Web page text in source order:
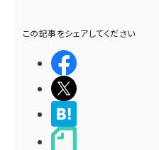
この記事をシェアしてください